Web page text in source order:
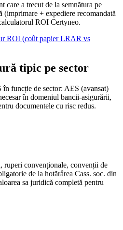
care a trecut de la semnătura pe
(imprimare + expediere recomandată
ROI Certyneo.
ROI (coût papier LRAR vs
tipic pe sector
funcție de sector: AES (avansat)
în domeniul bancii-asigurării,
documentele cu risc redus.
ruperi convenționale, convenții de
de la hotărârea Cass. soc. din
sa juridică completă pentru